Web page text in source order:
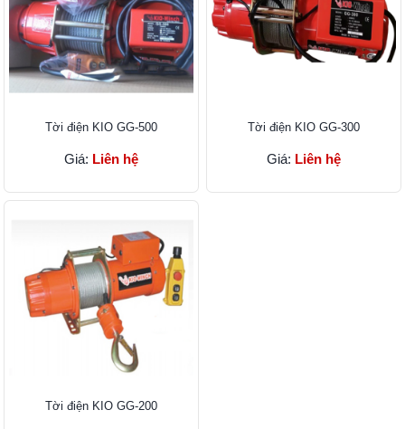
Tời điện KIO GG-500
Giá: Liên hệ
Tời điện KIO GG-300
Giá: Liên hệ
Tời điện KIO GG-200